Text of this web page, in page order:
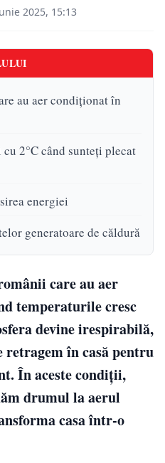
2025, 15:13
au aer condiționat în
2°C când sunteți plecat
energiei
generatoare de căldură
care au aer
temperaturile cresc
devine irespirabilă,
retragem în casă pentru
În aceste condiții,
drumul la aerul
casa într-o